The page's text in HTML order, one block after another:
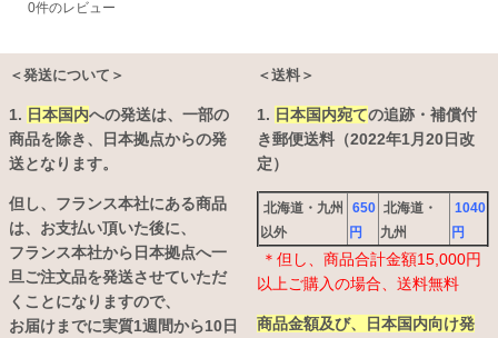
0件のレビュー
＜発送について＞
1. 日本国内への発送は、 一部の
商品を除き、日本拠点からの発
送となります。
但し、フランス本社にある商品
は、お支払い頂いた後に、
フランス本社から日本拠点へ一
旦ご注文品を発送させていただ
くことになりますので、
お届けまでに実質1週間から10日
＜送料＞
1. 日本国内宛ての追跡・補償付
き郵便送料（2022年1月20日改
定）
北海道・九州
以外
650
円
北海道・
九州
1040
円
＊但し、商品合計金額15,000円
以上ご購入の場合、送料無料
商品金額及び、日本国内向け発